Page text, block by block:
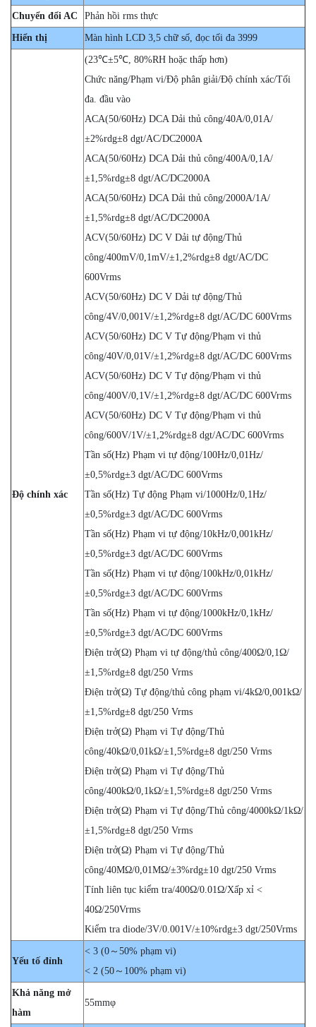
Chuyển đổi AC Phản hồi rms thực
Hiển thị Màn hình LCD 3,5 chữ số, đọc tối đa 3999
Độ chính xác
(23℃±5℃, 80%RH hoặc thấp hơn)
Chức năng/Phạm vi/Độ phân giải/Độ chính xác/Tối
đa. đầu vào
ACA(50/60Hz) DCA Dải thủ công/40A/0,01A/
±2%rdg±8 dgt/AC/DC2000A
ACA(50/60Hz) DCA Dải thủ công/400A/0,1A/
±1,5%rdg±8 dgt/AC/DC2000A
ACA(50/60Hz) DCA Dải thủ công/2000A/1A/
±1,5%rdg±8 dgt/AC/DC2000A
ACV(50/60Hz) DC V Dải tự động/Thủ
công/400mV/0,1mV/±1,2%rdg±8 dgt/AC/DC
600Vrms
ACV(50/60Hz) DC V Dải tự động/Thủ
công/4V/0,001V/±1,2%rdg±8 dgt/AC/DC 600Vrms
ACV(50/60Hz) DC V Tự động/Phạm vi thủ
công/40V/0,01V/±1,2%rdg±8 dgt/AC/DC 600Vrms
ACV(50/60Hz) DC V Tự động/Phạm vi thủ
công/400V/0,1V/±1,2%rdg±8 dgt/AC/DC 600Vrms
ACV(50/60Hz) DC V Tự động/Phạm vi thủ
công/600V/1V/±1,2%rdg±8 dgt/AC/DC 600Vrms
Tần số(Hz) Phạm vi tự động/100Hz/0,01Hz/
±0,5%rdg±3 dgt/AC/DC 600Vrms
Tần số(Hz) Tự động Phạm vi/1000Hz/0,1Hz/
±0,5%rdg±3 dgt/AC/DC 600Vrms
Tần số(Hz) Phạm vi tự động/10kHz/0,001kHz/
±0,5%rdg±3 dgt/AC/DC 600Vrms
Tần số(Hz) Phạm vi tự động/100kHz/0,01kHz/
±0,5%rdg±3 dgt/AC/DC 600Vrms
Tần số(Hz) Phạm vi tự động/1000kHz/0,1kHz/
±0,5%rdg±3 dgt/AC/DC 600Vrms
Điện trở(Ω) Phạm vi tự động/thủ công/400Ω/0,1Ω/
±1,5%rdg±8 dgt/250 Vrms
Điện trở(Ω) Tự động/thủ công phạm vi/4kΩ/0,001kΩ/
±1,5%rdg±8 dgt/250 Vrms
Điện trở(Ω) Phạm vi Tự động/Thủ
công/40kΩ/0,01kΩ/±1,5%rdg±8 dgt/250 Vrms
Điện trở(Ω) Phạm vi Tự động/Thủ
công/400kΩ/0,1kΩ/±1,5%rdg±8 dgt/250 Vrms
Điện trở(Ω) Phạm vi Tự động/Thủ công/4000kΩ/1kΩ/
±1,5%rdg±8 dgt/250 Vrms
Điện trở(Ω) Phạm vi Tự động/Thủ
công/40MΩ/0,01MΩ/±3%rdg±10 dgt/250 Vrms
Tính liên tục kiểm tra/400Ω/0.01Ω/Xấp xỉ <
40Ω/250Vrms
Kiểm tra diode/3V/0.001V/±10%rdg±3 dgt/250Vrms
Yếu tố đỉnh
< 3 (0～50% phạm vi)
< 2 (50～100% phạm vi)
Khả năng mở
hàm
55mmφ